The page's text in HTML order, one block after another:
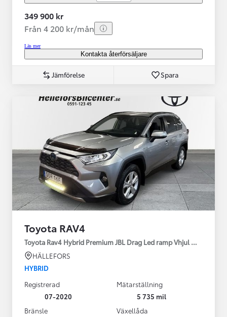
349 900 kr
Från 4 200 kr/mån
Läs mer
Kontakta återförsäljare
Jämförelse Spara
Toyota RAV4
Toyota Rav4 Hybrid Premium JBL Drag Led ramp Vhjul motorv
HÄLLEFORS
HYBRID
Registrerad
07-2020
Mätarställning
5 735 mil
Bränsle
Växellåda